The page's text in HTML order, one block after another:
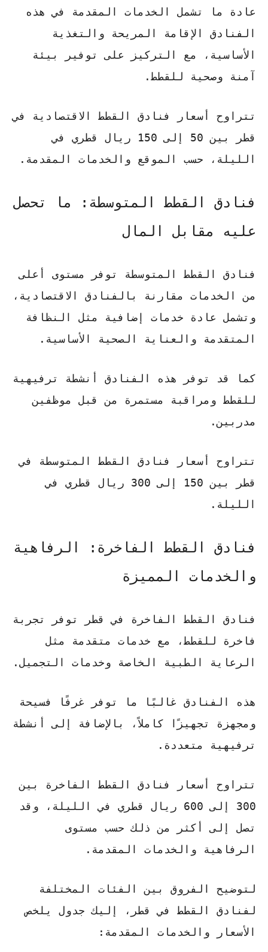
عادة ما تشمل الخدمات المقدمة في هذه
الفنادق الإقامة المريحة والتغذية
الأساسية، مع التركيز على توفير بيئة
آمنة وصحية للقطط.
تتراوح أسعار فنادق القطط الاقتصادية في
قطر بين 50 إلى 150 ريال قطري في
الليلة، حسب الموقع والخدمات المقدمة.
فنادق القطط المتوسطة: ما تحصل
عليه مقابل المال
فنادق القطط المتوسطة توفر مستوى أعلى
من الخدمات مقارنة بالفنادق الاقتصادية،
وتشمل عادة خدمات إضافية مثل النظافة
المتقدمة والعناية الصحية الأساسية.
كما قد توفر هذه الفنادق أنشطة ترفيهية
للقطط ومراقبة مستمرة من قبل موظفين
مدربين.
تتراوح أسعار فنادق القطط المتوسطة في
قطر بين 150 إلى 300 ريال قطري في
الليلة.
فنادق القطط الفاخرة: الرفاهية
والخدمات المميزة
فنادق القطط الفاخرة في قطر توفر تجربة
فاخرة للقطط، مع خدمات متقدمة مثل
الرعاية الطبية الخاصة وخدمات التجميل.
هذه الفنادق غالبًا ما توفر غرفًا فسيحة
ومجهزة تجهيزًا كاملاً، بالإضافة إلى أنشطة
ترفيهية متعددة.
تتراوح أسعار فنادق القطط الفاخرة بين
300 إلى 600 ريال قطري في الليلة، وقد
تصل إلى أكثر من ذلك حسب مستوى
الرفاهية والخدمات المقدمة.
لتوضيح الفروق بين الفئات المختلفة
لفنادق القطط في قطر، إليك جدول يلخص
الأسعار والخدمات المقدمة: